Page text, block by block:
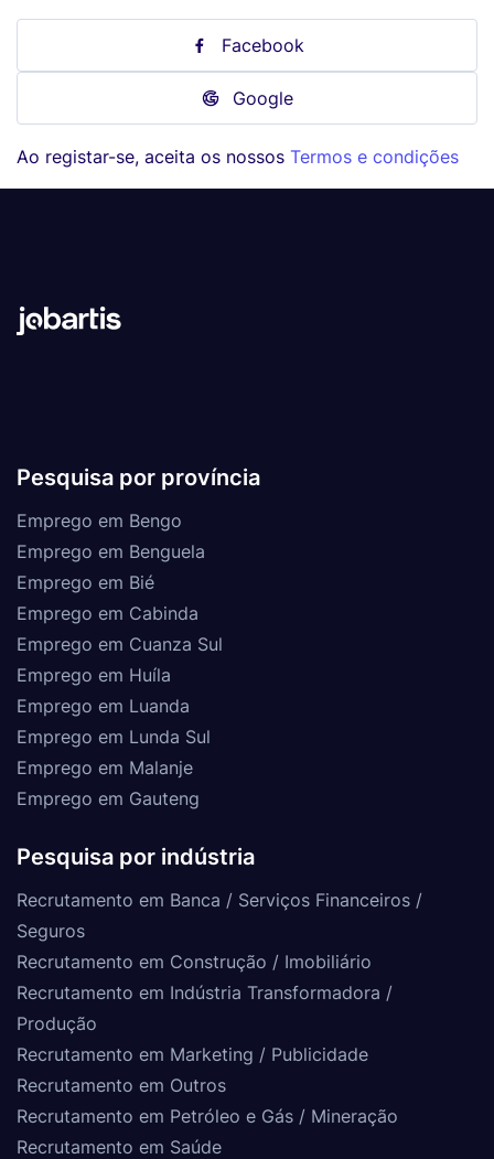
Facebook
Google
Ao registar-se, aceita os nossos Termos e condições
Pesquisa por província
Emprego em Bengo
Emprego em Benguela
Emprego em Bié
Emprego em Cabinda
Emprego em Cuanza Sul
Emprego em Huíla
Emprego em Luanda
Emprego em Lunda Sul
Emprego em Malanje
Emprego em Gauteng
Pesquisa por indústria
Recrutamento em Banca / Serviços Financeiros /
Seguros
Recrutamento em Construção / Imobiliário
Recrutamento em Indústria Transformadora /
Produção
Recrutamento em Marketing / Publicidade
Recrutamento em Outros
Recrutamento em Petróleo e Gás / Mineração
Recrutamento em Saúde